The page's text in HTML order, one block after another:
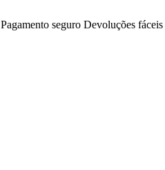
Pagamento seguro Devoluções fáceis